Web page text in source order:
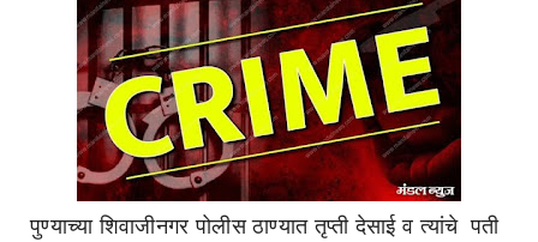
पुण्याच्या शिवाजीनगर पोलीस ठाण्यात तृप्ती देसाई व त्यांचे पती